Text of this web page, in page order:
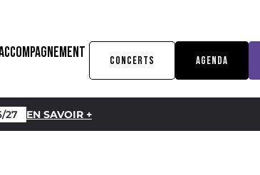
CONCERTS AGENDA
27 EN SAVOIR +